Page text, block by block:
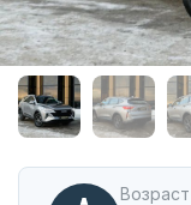
Аренда
автомобиля
Haval
F7
Иркутске
Возраст